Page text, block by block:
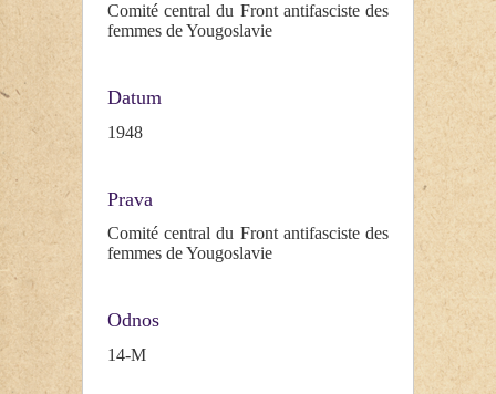
Comité central du Front antifasciste des
femmes de Yougoslavie
Datum
1948
Prava
Comité central du Front antifasciste des
femmes de Yougoslavie
Odnos
14-M